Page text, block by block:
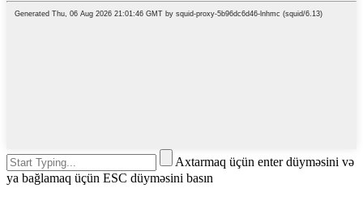
Axtarmaq üçün enter düyməsini və
ya bağlamaq üçün ESC düyməsini basın